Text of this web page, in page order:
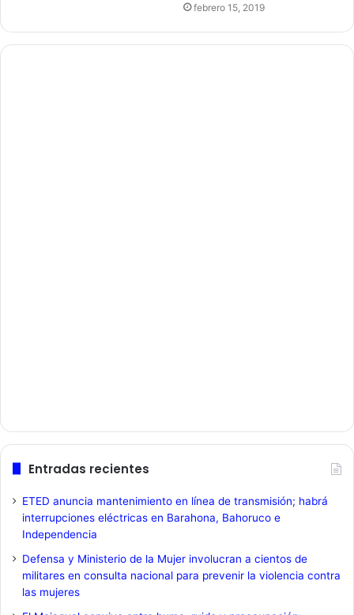
febrero 15, 2019
Entradas recientes
ETED anuncia mantenimiento en línea de transmisión; habrá
interrupciones eléctricas en Barahona, Bahoruco e
Independencia
Defensa y Ministerio de la Mujer involucran a cientos de
militares en consulta nacional para prevenir la violencia contra
las mujeres